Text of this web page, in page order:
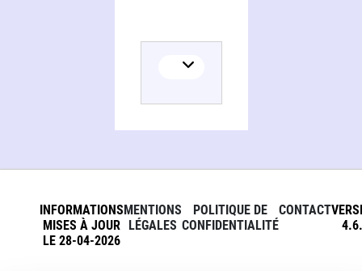
INFORMATIONS
MISES À JOUR
LE 28-04-2026
MENTIONS
LÉGALES
POLITIQUE DE
CONFIDENTIALITÉ
CONTACT